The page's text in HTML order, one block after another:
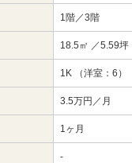
1階／3階
18.5㎡ ／5.59坪
1K （洋室：6）
3.5万円／月
1ヶ月
-